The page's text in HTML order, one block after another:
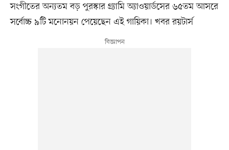
সংগীতের অন্যতম বড় পুরস্কার গ্র্যামি অ্যাওয়ার্ডসের ৬৫তম আসরে
সর্বোচ্চ ৯টি মনোনয়ন পেয়েছেন এই গায়িকা। খবর রয়টার্স